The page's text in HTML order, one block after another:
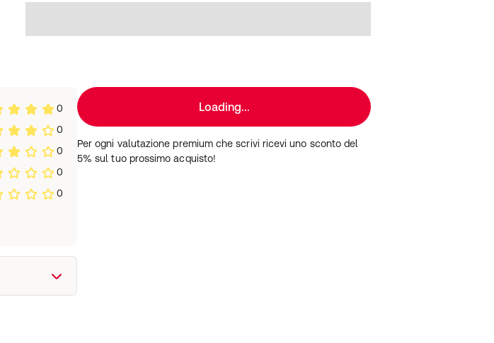
0
0
0
0
0
Loading...
Per ogni valutazione premium che scrivi ricevi uno sconto del
5% sul tuo prossimo acquisto!